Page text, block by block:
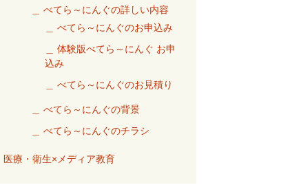
＿ べてら～にんぐの詳しい内容
＿ べてら～にんぐのお申込み
＿ 体験版べてら～にんぐ お申
込み
＿ べてら～にんぐのお見積り
＿ べてら～にんぐの背景
＿ べてら～にんぐのチラシ
医療・衛生×メディア教育